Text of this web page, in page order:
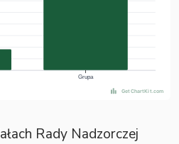
Rady Nadzorczej